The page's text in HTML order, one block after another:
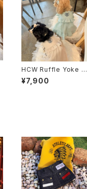
HCW Ruffle Yoke Dr
ess / 3 color
¥7,900